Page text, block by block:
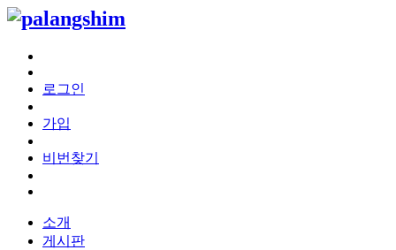
로그인
가입
비번찾기
소개
게시판